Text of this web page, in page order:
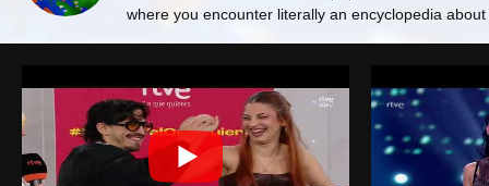
where you encounter literally an encyclopedia